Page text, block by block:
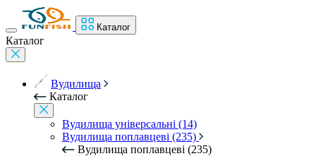
Каталог
Каталог
Вудилища
Каталог
Вудилища універсальні (14)
Вудилища поплавцеві (235)
Вудилища поплавцеві (235)